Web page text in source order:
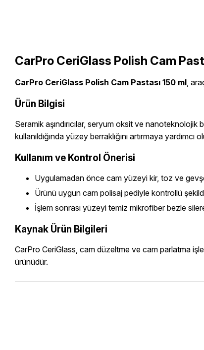
CarPro CeriGlass Polish Cam
CarPro CeriGlass Polish Cam Pastası 150 ml,
Ürün Bilgisi
Seramik aşındırıcılar, seryum oksit ve
kullanıldığında yüzey berraklığını artırmaya yardımcı
Kullanım ve Kontrol Önerisi
Uygulamadan önce cam yüzeyi kir, toz ve gevşek
Ürünü uygun cam polisaj pediyle kontrollü
İşlem sonrası yüzeyi temiz mikrofiber bezle
Kaynak Ürün Bilgileri
CarPro CeriGlass, cam düzeltme ve cam parlatma
ürünüdür.